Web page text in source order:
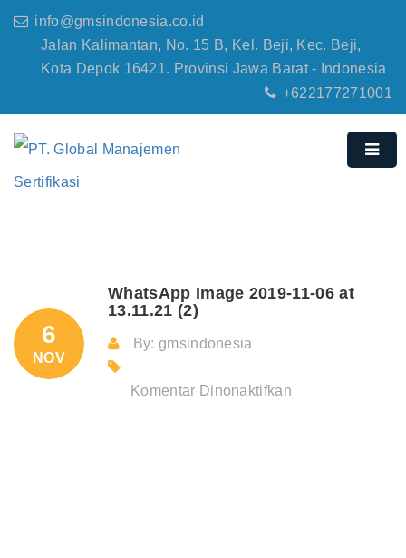
info@gmsindonesia.co.id
Jalan Kalimantan, No. 15 B, Kel. Beji, Kec. Beji,
Kota Depok 16421. Provinsi Jawa Barat - Indonesia
+622177271001
6
NOV
WhatsApp Image 2019-11-06 at
13.11.21 (2)
By: gmsindonesia
Komentar Dinonaktifkan